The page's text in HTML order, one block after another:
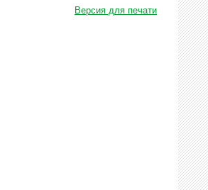
Версия для печати